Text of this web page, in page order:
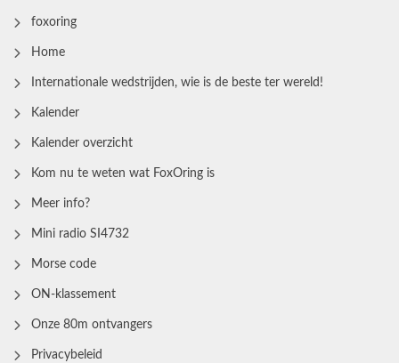
foxoring
Home
Internationale wedstrijden, wie is de beste ter wereld!
Kalender
Kalender overzicht
Kom nu te weten wat FoxOring is
Meer info?
Mini radio SI4732
Morse code
ON-klassement
Onze 80m ontvangers
Privacybeleid